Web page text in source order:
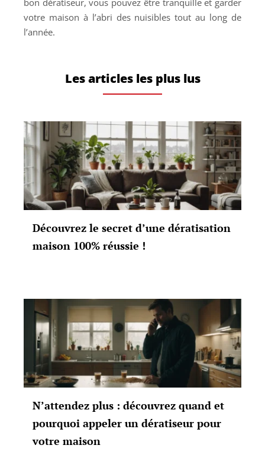
bon dératiseur, vous pouvez être tranquille et garder
votre maison à l’abri des nuisibles tout au long de
l’année.
Les articles les plus lus
Découvrez le secret d’une dératisation
maison 100% réussie !
N’attendez plus : découvrez quand et
pourquoi appeler un dératiseur pour
votre maison